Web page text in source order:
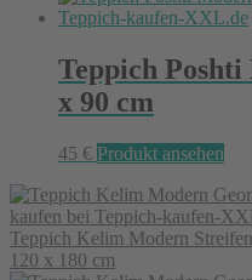
Teppich
x 90 cm
45 € Produkt ansehen
Teppich Kelim Modern
120 x 180 cm